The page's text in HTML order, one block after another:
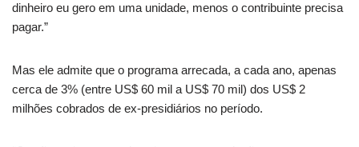
dinheiro eu gero em uma unidade, menos o contribuinte precisa
pagar.”
Mas ele admite que o programa arrecada, a cada ano, apenas
cerca de 3% (entre US$ 60 mil a US$ 70 mil) dos US$ 2
milhões cobrados de ex-presidiários no período.